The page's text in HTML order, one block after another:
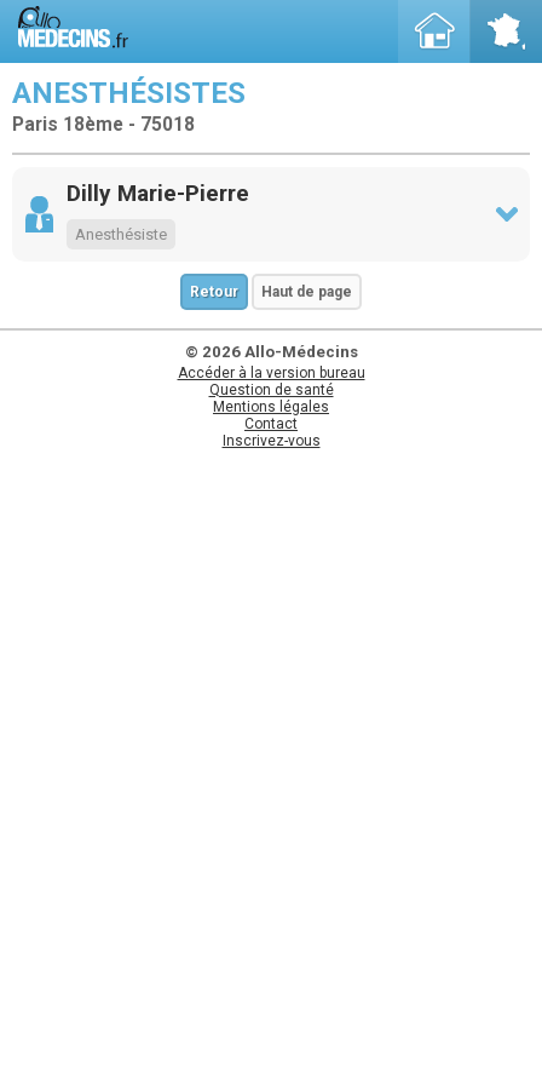
ANESTHÉSISTES
Paris 18ème - 75018
Dilly Marie-Pierre
Anesthésiste
Retour Haut de page
© 2026 Allo-Médecins
Accéder à la version bureau
Question de santé
Mentions légales
Contact
Inscrivez-vous